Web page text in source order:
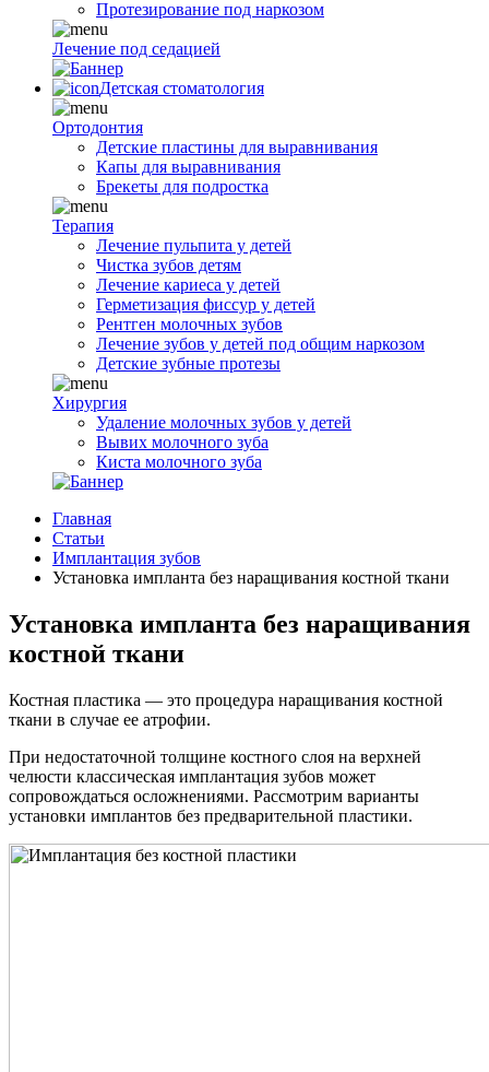
Протезирование под наркозом
Лечение под седацией
Детская стоматология
Ортодонтия
Детские пластины для выравнивания
Капы для выравнивания
Брекеты для подростка
Терапия
Лечение пульпита у детей
Чистка зубов детям
Лечение кариеса у детей
Герметизация фиссур у детей
Рентген молочных зубов
Лечение зубов у детей под общим наркозом
Детские зубные протезы
Хирургия
Удаление молочных зубов у детей
Вывих молочного зуба
Киста молочного зуба
Главная
Статьи
Имплантация зубов
Установка импланта без наращивания костной ткани
Установка импланта без наращивания
костной ткани
Костная пластика — это процедура наращивания костной
ткани в случае ее атрофии.
При недостаточной толщине костного слоя на верхней
челюсти классическая имплантация зубов может
сопровождаться осложнениями. Рассмотрим варианты
установки имплантов без предварительной пластики.